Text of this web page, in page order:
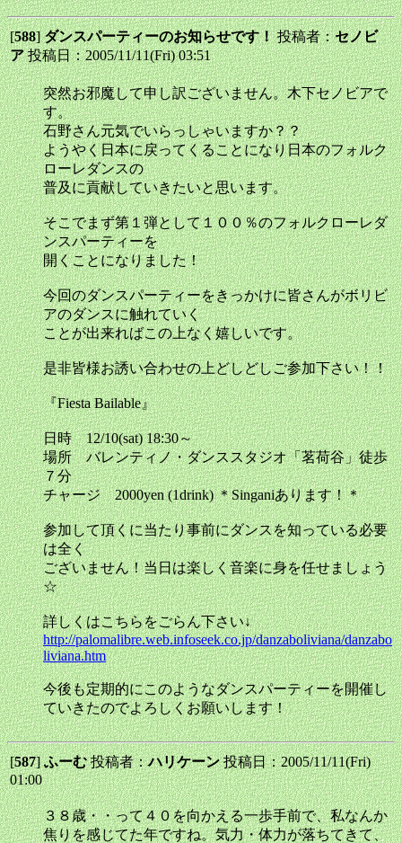
[588]ダンスパーティーのお知らせです！投稿者：セノビ
ア投稿日：2005/11/11(Fri) 03:51
突然お邪魔して申し訳ございません。木下セノビアで
す。
石野さん元気でいらっしゃいますか？？
ようやく日本に戻ってくることになり日本のフォルク
ローレダンスの
普及に貢献していきたいと思います。
そこでまず第１弾として１００％のフォルクローレダ
ンスパーティーを
開くことになりました！
今回のダンスパーティーをきっかけに皆さんがボリビ
アのダンスに触れていく
ことが出来ればこの上なく嬉しいです。
是非皆様お誘い合わせの上どしどしご参加下さい！！
『Fiesta Bailable』
日時 12/10(sat) 18:30～
場所 バレンティノ・ダンススタジオ「茗荷谷」徒歩
７分
チャージ 2000yen (1drink) ＊Singaniあります！＊
参加して頂くに当たり事前にダンスを知っている必要
は全く
ございません！当日は楽しく音楽に身を任せましょう
☆
詳しくはこちらをごらん下さい↓
http://palomalibre.web.infoseek.co.jp/danzaboliviana/danzabo
liviana.htm
今後も定期的にこのようなダンスパーティーを開催し
ていきたのでよろしくお願いします！
[587]ふーむ投稿者：ハリケーン投稿日：2005/11/11(Fri)
01:00
３８歳・・って４０を向かえる一歩手前で、私なんか
焦りを感じてた年ですね。気力・体力が落ちてきて、